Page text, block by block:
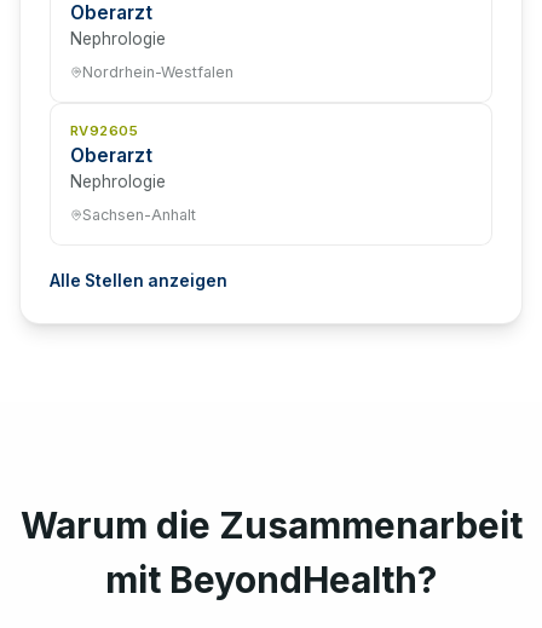
Oberarzt
Nephrologie
Nordrhein-Westfalen
RV92605
Oberarzt
Nephrologie
Sachsen-Anhalt
Alle Stellen anzeigen
Warum die Zusammenarbeit
mit BeyondHealth?